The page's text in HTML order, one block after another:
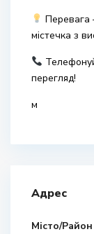
Перевага
містечка з
перегляд!
м
Адрес
Місто/Район